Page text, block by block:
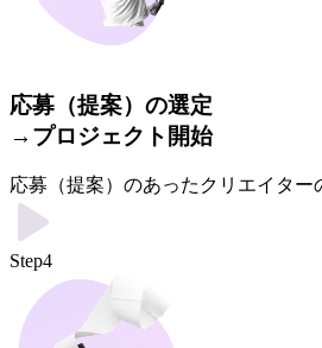
応募（提案）の選定
→プロジェクト開始
応募（提案）のあったクリエイター
Step4